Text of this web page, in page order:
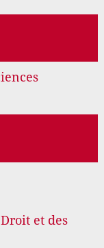
et des